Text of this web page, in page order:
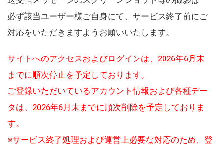
必ず該当ユーザー様ご自身にて、サービス終了前にご
対応をいただきますようお願いいたします。
サイトへのアクセスおよびログインは、2026年6月末
までに順次停止を予定しております。
ご登録いただいているアカウント情報および各種デー
タは、2026年6月末までに順次削除を予定しておりま
す。
※サービス終了処理および運営上必要な対応のため、登